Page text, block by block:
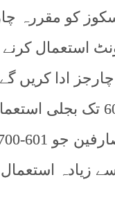
کو مقررہ